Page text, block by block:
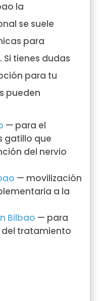
la
se suele
para
tienes dudas
para tu
pueden
— para el
gatillo que
del nervio
— movilización
a la
Bilbao — para
tratamiento